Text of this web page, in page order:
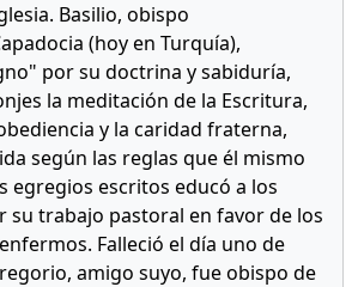
Basilio, obispo
(hoy en Turquía),
por su doctrina y sabiduría,
la meditación de la Escritura,
y la caridad fraterna,
según las reglas que él mismo
egregios escritos educó a los
su trabajo pastoral en favor de los
Falleció el día uno de
amigo suyo, fue obispo de